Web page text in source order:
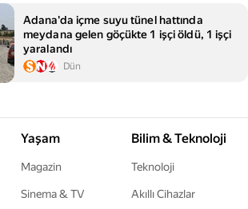
Adana'da içme suyu tünel hattında
meydana gelen göçükte 1 işçi öldü, 1 işçi
yaralandı
Dün
Yaşam
Magazin
Sinema & TV
Bilim & Teknoloji
Teknoloji
Akıllı Cihazlar